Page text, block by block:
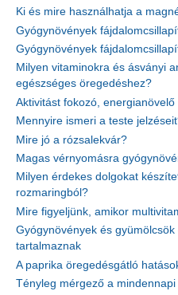
Ki és mire használhatja a
Gyógynövények
Gyógynövények
Milyen vitaminokra és ásványi
egészséges öregedéshez?
Aktivitást fokozó,
Mennyire ismeri a teste
Mire jó a rózsalekvár?
Magas vérnyomásra
Milyen érdekes dolgokat
rozmaringból?
Mire figyeljünk, amikor
Gyógynövények és
tartalmaznak
A paprika öregedésgátló
Tényleg mérgező a